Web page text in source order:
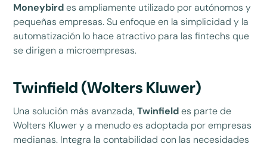
Moneybirdes ampliamente utilizado por autónomos y
pequeñas empresas. Su enfoque en la simplicidad y la
automatización lo hace atractivo para las fintechs que
se dirigen a microempresas.
Twinfield (Wolters Kluwer)
Una solución más avanzada,Twinfieldes parte de
Wolters Kluwer y a menudo es adoptada por empresas
medianas. Integra la contabilidad con las necesidades